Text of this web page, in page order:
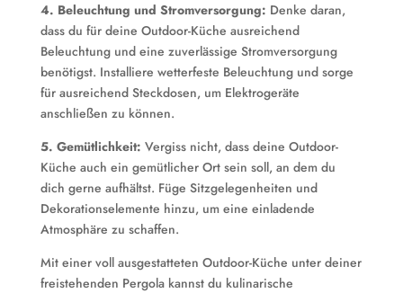
4. Beleuchtung und Stromversorgung: Denke daran,
dass du für deine Outdoor-Küche ausreichend
Beleuchtung und eine zuverlässige Stromversorgung
benötigst. Installiere wetterfeste Beleuchtung und sorge
für ausreichend Steckdosen, um Elektrogeräte
anschließen zu können.
5. Gemütlichkeit: Vergiss nicht, dass deine Outdoor-
Küche auch ein gemütlicher Ort sein soll, an dem du
dich gerne aufhältst. Füge Sitzgelegenheiten und
Dekorationselemente hinzu, um eine einladende
Atmosphäre zu schaffen.
Mit einer voll ausgestatteten Outdoor-Küche unter deiner
freistehenden Pergola kannst du kulinarische